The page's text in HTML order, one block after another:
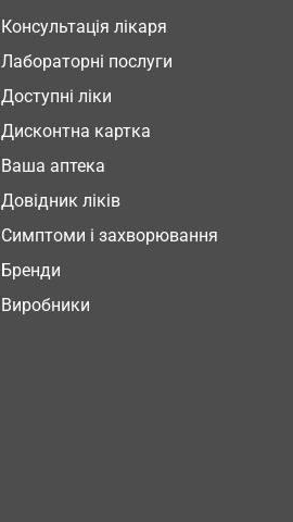
Консультація лікаря
Лабораторні послуги
Доступні ліки
Дисконтна картка
Ваша аптека
Довідник ліків
Симптоми і захворювання
Бренди
Виробники